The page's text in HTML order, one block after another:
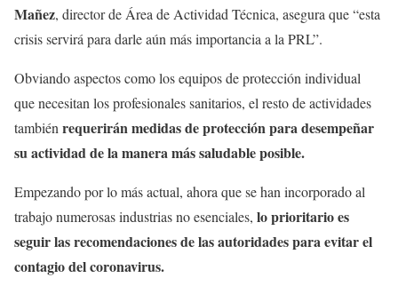
Mañez, director de Área de Actividad Técnica, asegura que “esta
crisis servirá para darle aún más importancia a la PRL”.
Obviando aspectos como los equipos de protección individual
que necesitan los profesionales sanitarios, el resto de actividades
también requerirán medidas de protección para desempeñar
su actividad de la manera más saludable posible.
Empezando por lo más actual, ahora que se han incorporado al
trabajo numerosas industrias no esenciales, lo prioritario es
seguir las recomendaciones de las autoridades para evitar el
contagio del coronavirus.